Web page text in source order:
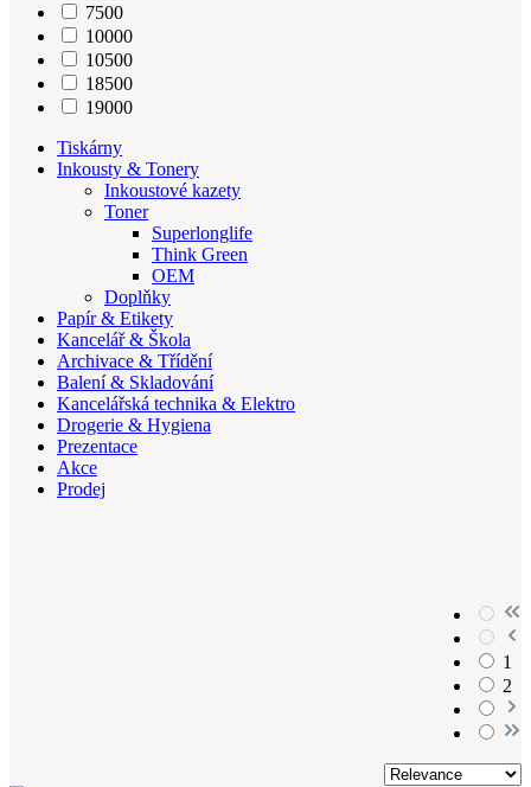
7500
10000
10500
18500
19000
Tiskárny
Inkousty & Tonery
Inkoustové kazety
Toner
Superlonglife
Think Green
OEM
Doplňky
Papír & Etikety
Kancelář & Škola
Archivace & Třídění
Balení & Skladování
Kancelářská technika & Elektro
Drogerie & Hygiena
Prezentace
Akce
Prodej
1
2